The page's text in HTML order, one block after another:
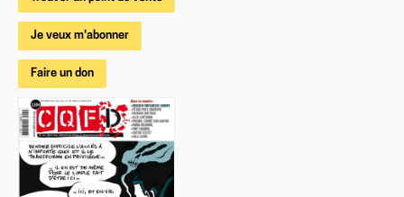
Je veux m'abonner
Faire un don